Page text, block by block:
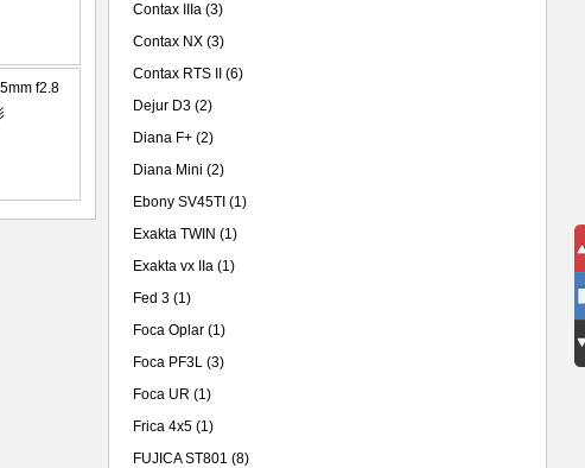
Contax IIIa (3)
Contax NX (3)
Contax RTS II
(6)
Dejur D3 (2)
Diana F+ (2)
Diana Mini (2)
Ebony SV45TI (1)
Exakta TWIN (1)
Exakta vx IIa (1)
Fed 3 (1)
Foca Oplar (1)
Foca PF3L (3)
Foca UR (1)
Frica 4x5 (1)
FUJICA ST801 (8)